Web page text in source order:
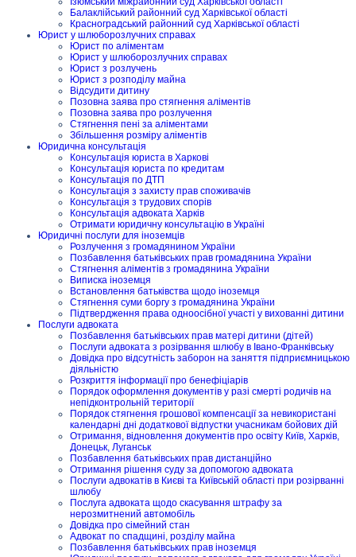
Балаклійський районний суд Харківської області
Красноградський районний суд Харківської області
Юрист у шлюборозлучних справах
Юрист по аліментам
Юрист у шлюборозлучних справах
Юрист з розлучень
Юрист з розподілу майна
Відсудити дитину
Позовна заява про стягнення аліментів
Позовна заява про розлучення
Стягнення пені за аліментами
Збільшення розміру аліментів
Юридична консультація
Консультація юриста в Харкові
Консультація юриста по кредитам
Консультація по ДТП
Консультація з захисту прав споживачів
Консультація з трудових спорів
Консультація адвоката Харків
Отримати юридичну консультацію в Україні
Юридичні послуги для іноземців
Розлучення з громадянином України
Позбавлення батьківських прав громадянина України
Стягнення аліментів з громадянина України
Виписка іноземця
Встановлення батьківства щодо іноземця
Стягнення суми боргу з громадянина України
Підтвердження права одноосібної участі у вихованні дитини
Послуги адвоката
Позбавлення батьківських прав матері дитини (дітей)
Послуги адвоката з розірвання шлюбу в Івано-Франківську
Довідка про відсутність заборон на заняття підприємницькою
діяльністю
Розкриття інформації про бенефіціарів
Порядок оформлення документів у разі смерті родичів на
непідконтрольній території
Порядок стягнення грошової компенсації за невикористані
календарні дні додаткової відпустки учасникам бойових дій
Отримання, відновлення документів про освіту Київ, Харків,
Донецьк, Луганськ
Позбавлення батьківських прав дистанційно
Отримання рішення суду за допомогою адвоката
Послуги адвокатів в Києві та Київській області при розірванні
шлюбу
Послуга адвоката щодо скасування штрафу за
нерозмитнений автомобіль
Довідка про сімейний стан
Адвокат по спадщині, розділу майна
Позбавлення батьківських прав іноземця